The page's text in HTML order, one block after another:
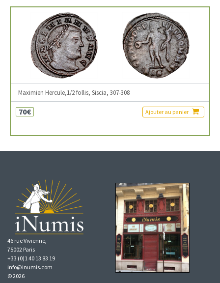
Maximien Hercule,1/2 follis, Siscia, 307-308
70€ Ajouter au panier
46 rue Vivienne,
75002 Paris
+33 (0)1 40 13 83 19
info@inumis.com
© 2026